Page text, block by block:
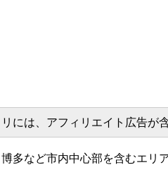
には、アフィリエイト広告が含
多など市内中心部を含むエリ